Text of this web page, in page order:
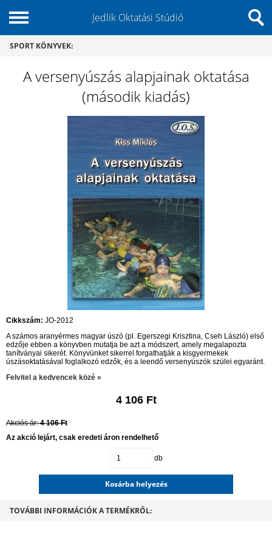
Jedlik Oktatási Stúdió
SPORT KÖNYVEK:
A versenyúszás alapjainak oktatása
(második kiadás)
Cikkszám: JO-2012
A számos aranyérmes magyar úszó (pl. Egerszegi Krisztina, Cseh László) első
edzője ebben a könyvben mutatja be azt a módszert, amely megalapozta
tanítványai sikerét. Könyvünket sikerrel forgathatják a kisgyermekek
úszásoktatásával foglalkozó edzők, és a leendő versenyúszók szülei egyaránt.
Felvitel a kedvencek közé »
4 106 Ft
Akciós ár:4 106 Ft
Az akció lejárt, csak eredeti áron rendelhető
db
Kosárba helyezés
TOVÁBBI INFORMÁCIÓK A TERMÉKRŐL: